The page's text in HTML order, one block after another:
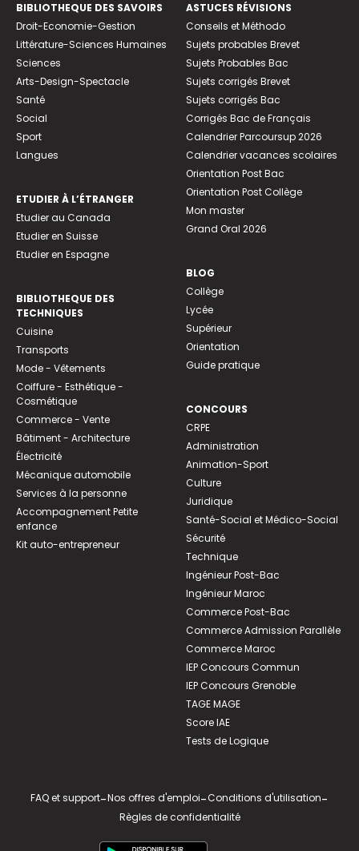
BIBLIOTHEQUE DES SAVOIRS
Droit-Economie-Gestion
Littérature-Sciences Humaines
Sciences
Arts-Design-Spectacle
Santé
Social
Sport
Langues
ETUDIER À L’ÉTRANGER
Etudier au Canada
Etudier en Suisse
Etudier en Espagne
BIBLIOTHEQUE DES
TECHNIQUES
Cuisine
Transports
Mode - Vêtements
Coiffure - Esthétique -
Cosmétique
Commerce - Vente
Bâtiment - Architecture
Électricité
Mécanique automobile
Services à la personne
Accompagnement Petite
enfance
Kit auto-entrepreneur
ASTUCES RÉVISIONS
Conseils et Méthodo
Sujets probables Brevet
Sujets Probables Bac
Sujets corrigés Brevet
Sujets corrigés Bac
Corrigés Bac de Français
Calendrier Parcoursup 2026
Calendrier vacances scolaires
Orientation Post Bac
Orientation Post Collège
Mon master
Grand Oral 2026
BLOG
Collège
Lycée
Supérieur
Orientation
Guide pratique
CONCOURS
CRPE
Administration
Animation-Sport
Culture
Juridique
Santé-Social et Médico-Social
Sécurité
Technique
Ingénieur Post-Bac
Ingénieur Maroc
Commerce Post-Bac
Commerce Admission Parallèle
Commerce Maroc
IEP Concours Commun
IEP Concours Grenoble
TAGE MAGE
Score IAE
Tests de Logique
FAQ et support-Nos offres d'emploi-Conditions d'utilisation-
Règles de confidentialité